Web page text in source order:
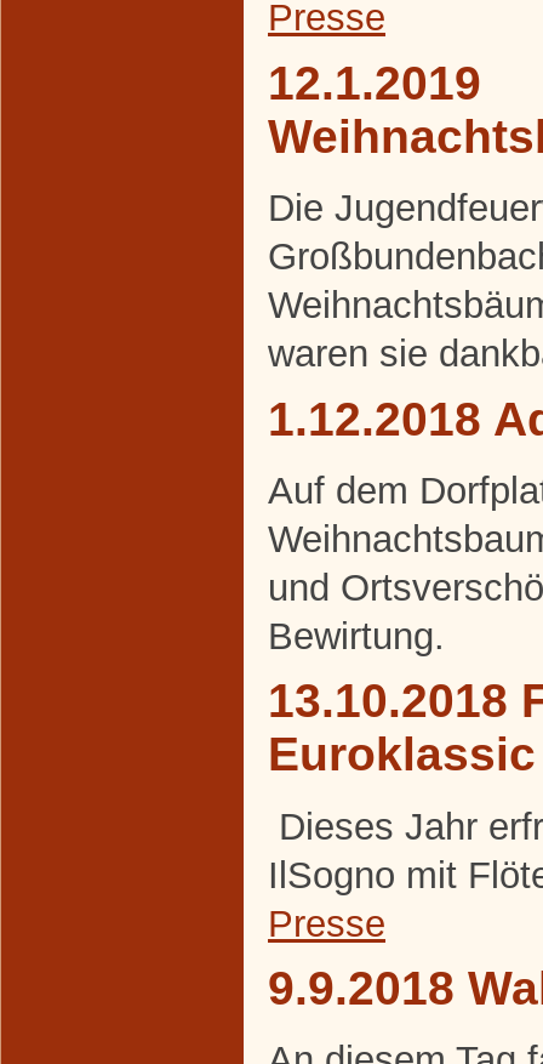
Presse
12.1.2019
Die
waren sie
1.12.2018
Auf dem
und
Bewirtung.
13.10.2018
Euroklassic
Dieses Jahr
IlSogno mit
Presse
9.9.2018